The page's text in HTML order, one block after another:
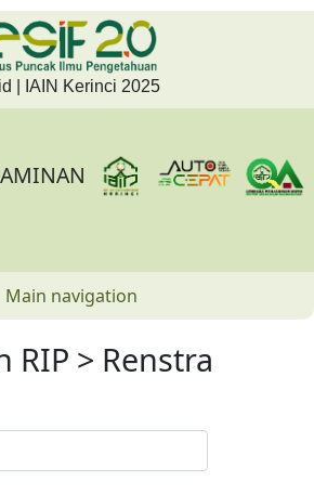
| IAIN Kerinci 2025
Main navigation
RIP > Renstra